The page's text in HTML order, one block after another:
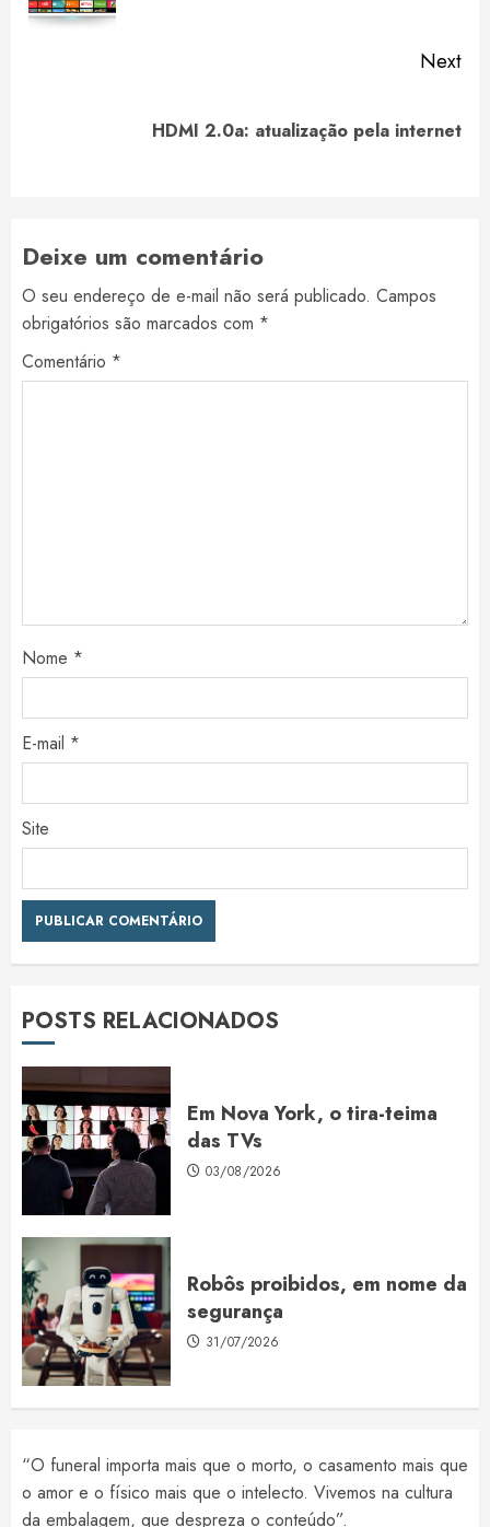
Next
HDMI 2.0a: atualização pela internet
Deixe um comentário
O seu endereço de e-mail não será publicado. Campos
obrigatórios são marcados com *
Comentário *
Nome *
E-mail *
Site
POSTS RELACIONADOS
Em Nova York, o tira-teima
das TVs
03/08/2026
Robôs proibidos, em nome da
segurança
31/07/2026
“O funeral importa mais que o morto, o casamento mais que
o amor e o físico mais que o intelecto. Vivemos na cultura
da embalagem, que despreza o conteúdo”.